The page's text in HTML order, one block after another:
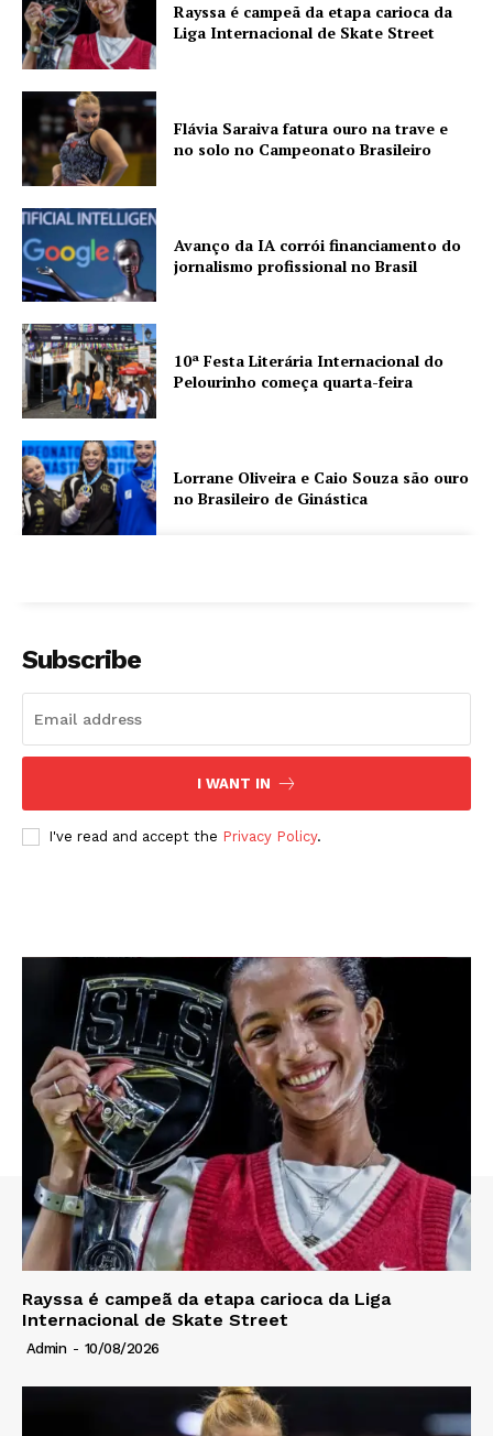
Rayssa é campeã da etapa carioca da
Liga Internacional de Skate Street
Flávia Saraiva fatura ouro na trave e
no solo no Campeonato Brasileiro
Avanço da IA corrói financiamento do
jornalismo profissional no Brasil
10ª Festa Literária Internacional do
Pelourinho começa quarta-feira
Lorrane Oliveira e Caio Souza são ouro
no Brasileiro de Ginástica
Subscribe
I WANT IN
I've read and accept the Privacy Policy.
Rayssa é campeã da etapa carioca da Liga
Internacional de Skate Street
Admin - 10/08/2026